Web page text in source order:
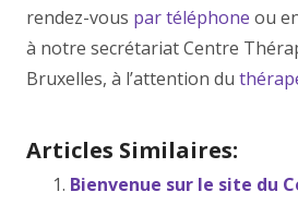
rendez-vous par téléphone ou
à notre secrétariat Centre
Bruxelles, à l’attention du
Articles Similaires:
Bienvenue sur le site du